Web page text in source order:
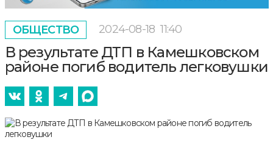
ОБЩЕСТВО 2024-08-18 11:40
В результате ДТП в Камешковском
районе погиб водитель легковушки